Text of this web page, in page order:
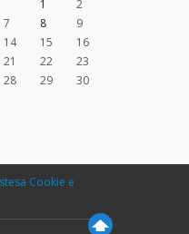
1
2
7 8
9
14 15
16
21 22
23
28 29
30
Cookie e